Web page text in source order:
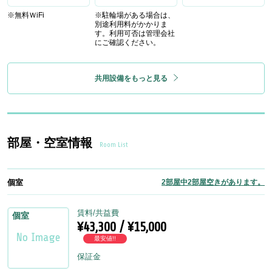
※無料ＷiFi
※駐輪場がある場合は、
別途利用料がかかりま
す。利用可否は管理会社
にご確認ください。
共用設備をもっと見る
部屋・空室情報 Room List
個室 2部屋中2部屋空きがあります。
個室 賃料/共益費
¥43,300 / ¥15,000
最安値!!
保証金